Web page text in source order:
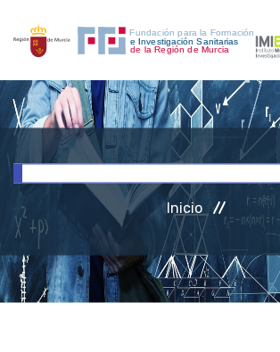
INICIO
INVESTIGACIÓN
RRHH
Inicio